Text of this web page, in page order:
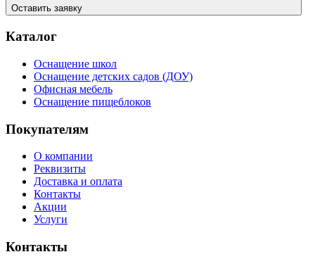
Оставить заявку
Каталог
Оснащение школ
Оснащение детских садов (ДОУ)
Офисная мебель
Оснащение пищеблоков
Покупателям
О компании
Реквизиты
Доставка и оплата
Контакты
Акции
Услуги
Контакты